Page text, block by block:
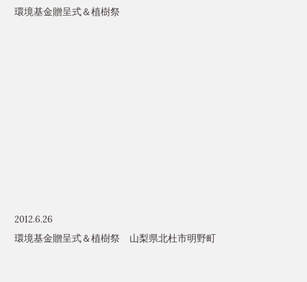
環境基金贈呈式＆植樹祭
2012.6.26
環境基金贈呈式＆植樹祭 山梨県北杜市明野町